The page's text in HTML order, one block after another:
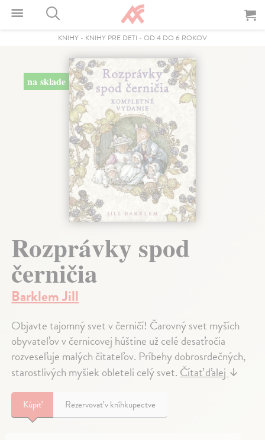
KNIHY - KNIHY PRE DETI - OD 4 DO 6 ROKOV
na sklade
Rozprávky spod
černičia
Barklem Jill
Objavte tajomný svet v černičí! Čarovný svet myších
obyvateľov v černicovej húštine už celé desaťročia
rozveseľuje malých čitateľov. Príbehy dobrosrdečných,
starostlivých myšiek obleteli celý svet.Čítať ďalej↓
Kúpiť Rezervovať v kníhkupectve